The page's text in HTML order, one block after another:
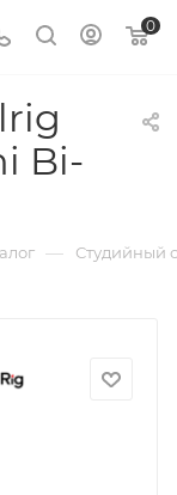
0
Bi-
— Студийный